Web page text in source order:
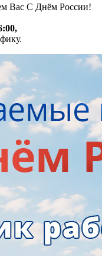
Вас С Днём России!